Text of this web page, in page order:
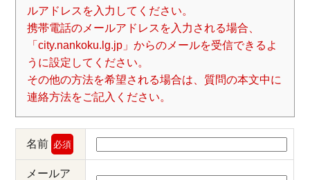
ルアドレスを入力してください。
携帯電話のメールアドレスを入力される場合、
「city.nankoku.lg.jp」からのメールを受信できるよ
うに設定してください。
その他の方法を希望される場合は、質問の本文中に
連絡方法をご記入ください。
名前 必須
メールア